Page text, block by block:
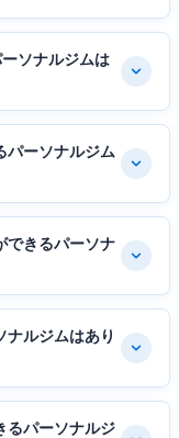
ソナルジムは
パーソナルジム
できるパーソナ
ナルジムはあり
るパーソナルジ